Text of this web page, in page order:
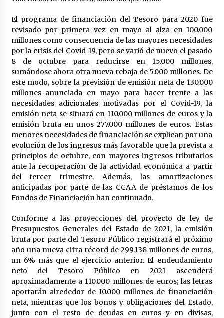
El programa de financiación del Tesoro para 2020 fue
revisado por primera vez en mayo al alza en 100.000
millones como consecuencia de las mayores necesidades
por la crisis del Covid-19, pero se varió de nuevo el pasado
8 de octubre para reducirse en 15.000 millones,
sumándose ahora otra nueva rebaja de 5.000 millones. De
este modo, sobre la previsión de emisión neta de 130.000
millones anunciada en mayo para hacer frente a las
necesidades adicionales motivadas por el Covid-19, la
emisión neta se situará en 110.000 millones de euros y la
emisión bruta en unos 277.000 millones de euros. Estas
menores necesidades de financiación se explican por una
evolución de los ingresos más favorable que la prevista a
principios de octubre, con mayores ingresos tributarios
ante la recuperación de la actividad económica a partir
del tercer trimestre. Además, las amortizaciones
anticipadas por parte de las CCAA de préstamos de los
Fondos de Financiación han continuado.
Conforme a las proyecciones del proyecto de ley de
Presupuestos Generales del Estado de 2021, la emisión
bruta por parte del Tesoro Público registrará el próximo
año una nueva cifra récord de 299.138 millones de euros,
un 6% más que el ejercicio anterior. El endeudamiento
neto del Tesoro Público en 2021 ascenderá
aproximadamente a 110.000 millones de euros; las letras
aportarán alrededor de 10.000 millones de financiación
neta, mientras que los bonos y obligaciones del Estado,
junto con el resto de deudas en euros y en divisas,